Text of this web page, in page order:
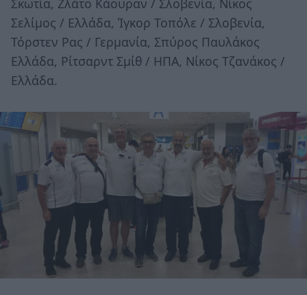
Σκωτία, Ζλάτο Κάουραν / Σλοβενία, Νίκος
Σελίμος / Ελλάδα, Ίγκορ Τοπόλε / Σλοβενία,
Τόρστεν Ρας / Γερμανία, Σπύρος Παυλάκος
Ελλάδα, Ρίτσαρντ Σμίθ / ΗΠΑ, Νίκος Τζανάκος /
Ελλάδα.